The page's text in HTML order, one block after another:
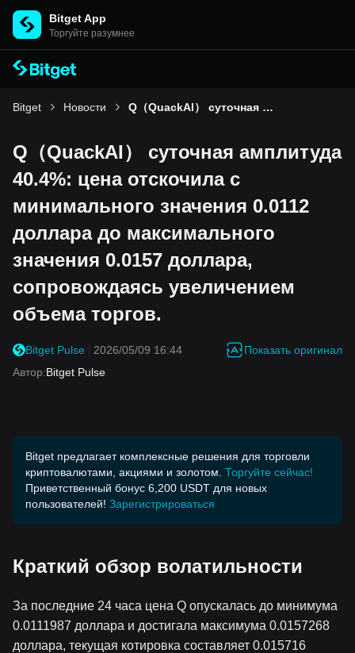
Bitget App
Торгуйте разумнее
Bitget Новости Q（QuackAI） суточная амплитуда 40.4%: цена отскочила с минимального значения 0.0112 доллара до максимального значения 0.0157 доллара, сопровождаясь увеличением объема торгов.
Q（QuackAI） суточная амплитуда
40.4%: цена отскочила с
минимального значения 0.0112
доллара до максимального
значения 0.0157 доллара,
сопровождаясь увеличением
объема торгов.
Bitget Pulse 2026/05/09 16:44
Показать оригинал
Автор:Bitget Pulse
Bitget предлагает комплексные решения для торговли
криптовалютами, акциями и золотом. Торгуйте сейчас!
Приветственный бонус 6,200 USDT для новых
пользователей! Зарегистрироваться
Краткий обзор волатильности
За последние 24 часа цена Q опускалась до минимума
0.0111987 доллара и достигала максимума 0.0157268
доллара, текущая котировка составляет 0.015716